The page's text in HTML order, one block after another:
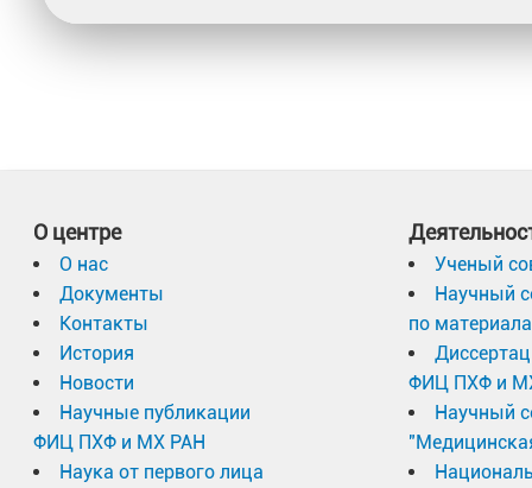
О центре
О нас
Документы
Контакты
История
Новости
Научные публикации
ФИЦ ПХФ и МХ РАН
Наука от первого лица
Ученый
Научный
по
ФИЦ ПХФ и
Научный